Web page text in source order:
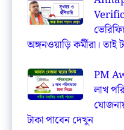
অঙ্গনওয়াড়ি কর্মীরা। তাই
PM
লাখ
টাকা পাবেন দেখুন